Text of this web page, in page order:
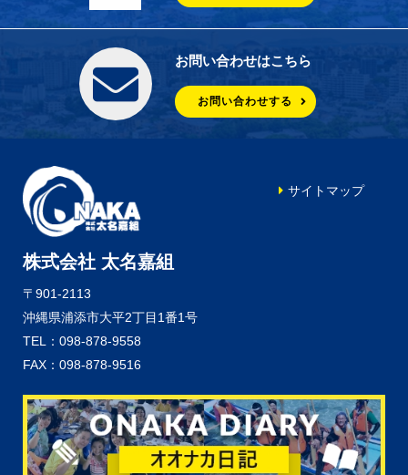
お問い合わせはこちら
お問い合わせする
株式会社 太名嘉組
〒901-2113
沖縄県浦添市大平2丁目1番1号
TEL：098-878-9558
FAX：098-878-9516
サイトマップ